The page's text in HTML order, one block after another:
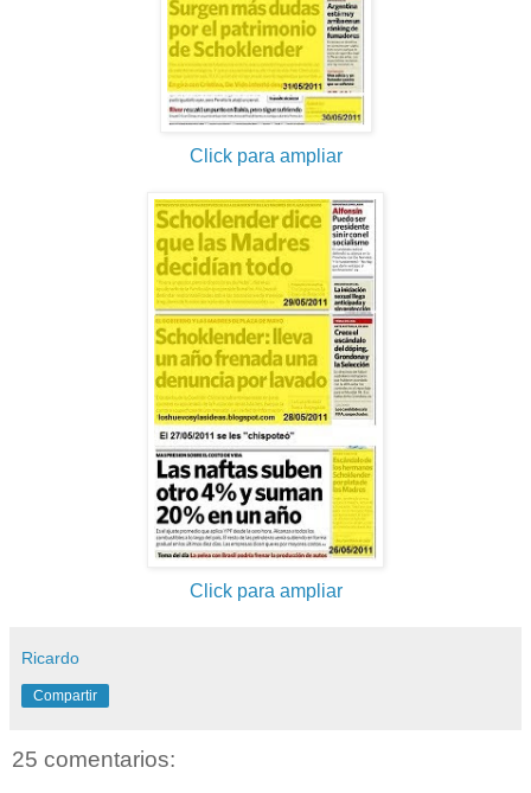
Click para ampliar
Click para ampliar
Ricardo
Compartir
25 comentarios: